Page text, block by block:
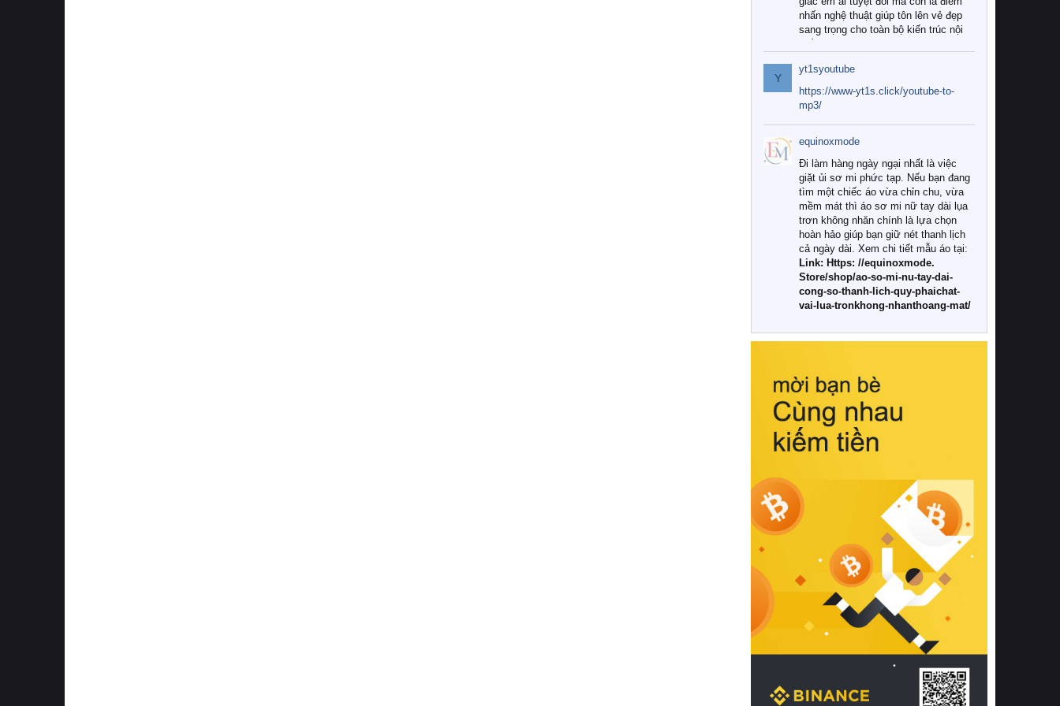
nhấn nghệ thuật giúp tôn lên vẻ đẹp
sang trọng cho toàn bộ kiến trúc nội
Tuy nhiên, giữa thị trường đa dạng
với vô vàn thương hiệu và mẫu mã
như hiện nay, làm thế nào để chọn
được những bộ chăn ga gối đệm cao
cấp thực sự chất lượng, phù hợp với
khí hậu và nhu cầu sử dụng của gia
đình? Hãy cùng chúng tôi đi tìm lời
giải đáp chi tiết qua bài viết dưới đây.
1. Tại sao các gia đình hiện đại lại ưa
chuộng chăn ga gối đệm cao cấp?
Khác với các dòng sản phẩm thông
thường, những bộ chăn ga gối đệm
cao cấp trải qua quy trình sản xuất
nghiêm ngặt từ khâu chọn lọc nguyên
liệu tự nhiên đến công nghệ dệt
nhuộm hiện đại không chứa hóa chất
này, bạn sẽ cảm nhận rõ rệt sự khác
hồi chuẩn xác của phần đệm nâng đỡ
cột sống.
Bên cạnh đó, việc lựa chọn các dòng
sản phẩm đạt chuẩn chất lượng quốc
tế còn giúp ngăn ngừa tình trạng kích
khuẩn và nấm mốc trong điều kiện
thời tiết nóng ẩm. Bạn có thể tìm hiểu
thêm các nghiên cứu khoa học về tác
động của giấc ngủ và môi trường
phòng ngủ đối với sức khỏe con
người tại Sleep Foundation (External
Link) để có cái nhìn toàn diện hơn.
2. Các tiêu chí vàng khi lựa chọn
chăn ga gối đệm cao cấp cho phòng
ngủ
Để sở hữu một bộ chăn ga gối đệm
cao cấp hoàn hảo cả về thẩm mỹ lẫn
công năng, người tiêu dùng cần cân
nhắc kỹ lưỡng các tiêu chí quan trọng
Y
yt1syoutube
https://www-yt1s.click/youtube-to-
mp3/
equinoxmode
Đi làm hàng ngày ngại nhất là việc
giặt ủi sơ mi phức tạp. Nếu bạn đang
tìm một chiếc áo vừa chỉn chu, vừa
mềm mát thì áo sơ mi nữ tay dài lụa
trơn không nhăn chính là lựa chọn
hoàn hảo giúp bạn giữ nét thanh lịch
cả ngày dài. Xem chi tiết mẫu áo tại:
Link: Https: //equinoxmode.
Store/shop/ao-so-mi-nu-tay-dai-
cong-so-thanh-lich-quy-phaichat-
vai-lua-tronkhong-nhanthoang-mat/